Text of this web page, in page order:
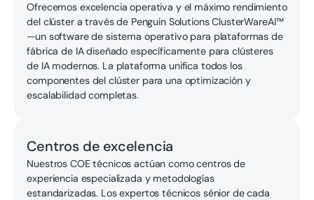
Ofrecemos excelencia operativa y el máximo rendimiento
del clúster a través de Penguin Solutions ClusterWareAI™
—un software de sistema operativo para plataformas de
fábrica de IA diseñado específicamente para clústeres
de IA modernos. La plataforma unifica todos los
componentes del clúster para una optimización y
escalabilidad completas.
Centros de excelencia
Nuestros COE técnicos actúan como centros de
experiencia especializada y metodologías
estandarizadas. Los expertos técnicos sénior de cada